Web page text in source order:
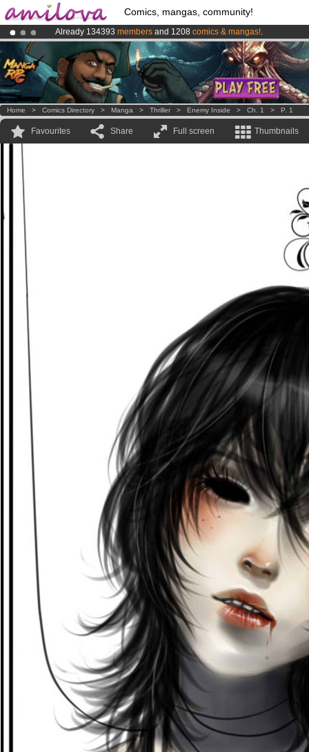
Comics, mangas, community!
Already 134393 members and 1208 comics & mangas!.
AmilovaKickstarter is now LIVE!.
Premium membership from3.95 euros per month !Get membership
Home > Comics Directory > Manga > Thriller > Enemy Inside > Ch. 1 > P. 1
Favourites Share Full screen Thumbnails